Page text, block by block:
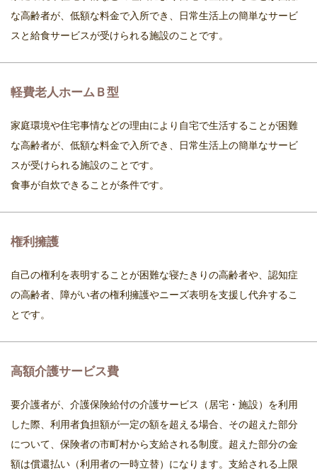
な高齢者が、低額な料金で入所でき、日常生活上の簡単なサービ
スと給食サービスが受けられる施設のことです。
軽費老人ホームＢ型
家庭環境や住宅事情などの理由により自宅で生活することが困難
な高齢者が、低額な料金で入所でき、日常生活上の簡単なサービ
スが受けられる施設のことです。
食事が自炊できることが条件です。
権利擁護
自己の権利を表明することが困難な寝たきりの高齢者や、認知症
の高齢者、障がい者の権利擁護やニーズ表明を支援し代弁するこ
とです。
高額介護サービス費
要介護者が、介護保険給付の介護サービス（居宅・施設）を利用
した際、利用者負担額が一定の額を超える場合、その超えた部分
について、保険者の市町村から支給される制度。超えた部分の金
額は償還払い（利用者の一時立替）になります。支給される上限